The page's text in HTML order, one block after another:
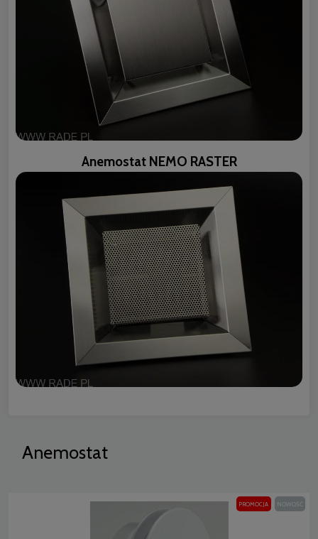
Anemostat NEMO RASTER
Anemostat
PROMOCJA NOWOŚĆ